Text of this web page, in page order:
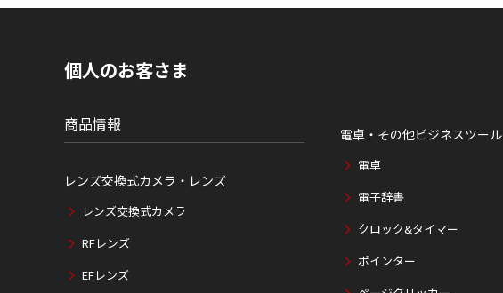
ト
個人のお客さま
商品情報
レンズ交換式カメラ・レンズ
レンズ交換式カメラ
RFレンズ
EFレンズ
電卓・その他ビジネスツール
電卓
電子辞書
クロック&タイマー
ポインター